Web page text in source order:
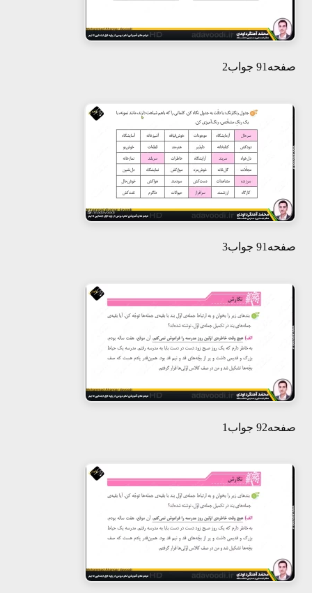
صفحه91 جواب2
صفحه91 جواب3
صفحه92 جواب1